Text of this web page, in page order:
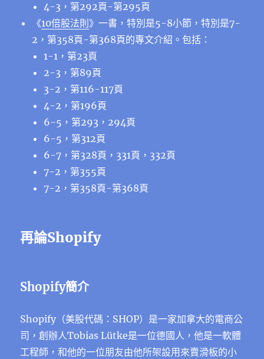
4-3，第292頁-第295頁
《10倍股法則》一書，特別是5-8小節，特別是7-
2，第358頁-第368頁的專文介紹。包括：
1-1，第23頁
2-3，第89頁
3-2，第116-117頁
4-2，第196頁
6-5，第293，294頁
6-5，第312頁
6-7，第328頁，331頁，332頁
7-2，第355頁
7-2，第358頁-第368頁
再論Shopify
Shopify簡介
Shopify（美股代碼：SHOP）是一家加拿大的電商公
司，創辦人Tobias Lütke是一位德國人，他是一軟體
工程師，和他的一位朋友由他所架設用來賣滑板的小